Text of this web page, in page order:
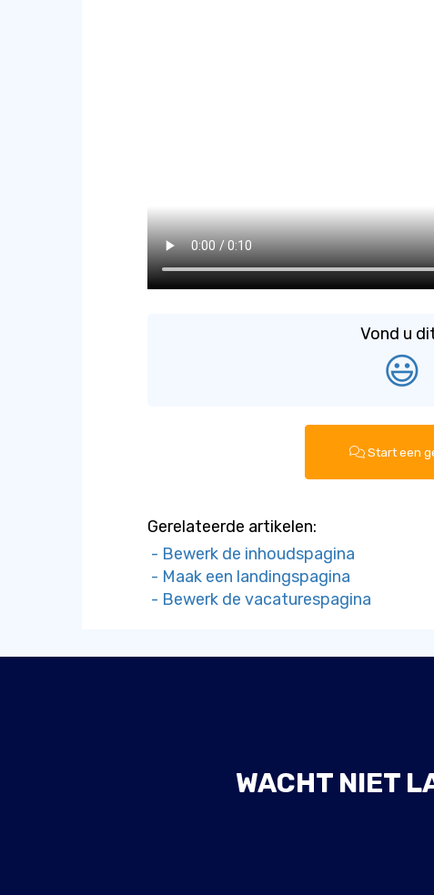
Vond u
😃
Start een
Gerelateerde artikelen:
- Bewerk de inhoudspagina
- Maak een landingspagina
- Bewerk de vacaturespagina
WACHT NIET